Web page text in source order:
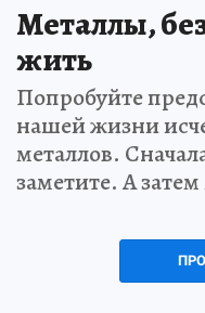
Металлы,
жить
Попробуйте
нашей жизни
металлов.
заметите. А